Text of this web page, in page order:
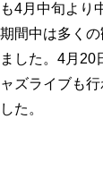
4月中旬より
間中は多く
した。4月20
ズライブも
た。